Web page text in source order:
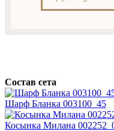
Состав сета
Шарф Бланка 003100_45
Косынка Милана